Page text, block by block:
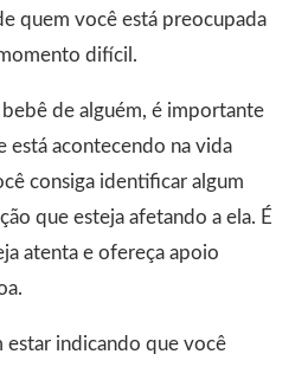
quem você está preocupada
difícil.
de alguém, é importante
está acontecendo na vida
consiga identificar algum
que esteja afetando a ela. É
atenta e ofereça apoio
indicando que você